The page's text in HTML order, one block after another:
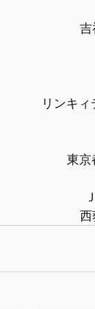
リンキ
東京